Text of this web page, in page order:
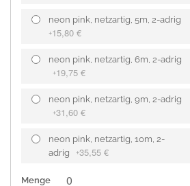
neon pink, netzartig, 5m, 2-adrig
+15,80 €
neon pink, netzartig, 6m, 2-adrig
+19,75 €
neon pink, netzartig, 9m, 2-adrig
+31,60 €
neon pink, netzartig, 10m, 2-
adrig +35,55 €
Menge